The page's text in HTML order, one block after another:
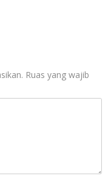
Ruas yang wajib